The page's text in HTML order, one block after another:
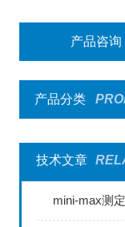
产品咨询
产品分类
技术文章
mini-max测